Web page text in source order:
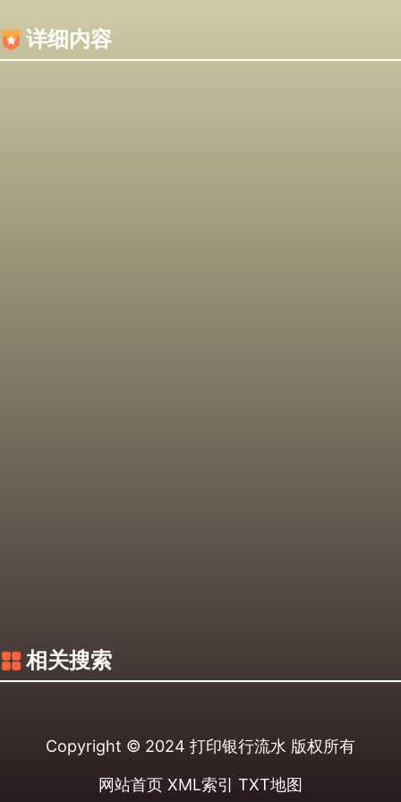
详细内容
相关搜索
Copyright © 2024 打印银行流水 版权所有
网站首页 XML索引 TXT地图